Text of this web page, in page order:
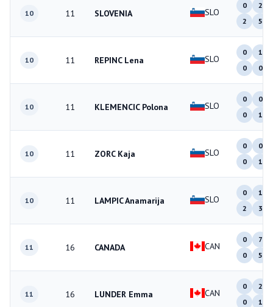
10 11 SLOVENIA SLO
0
2
2
5
10 11 REPINC Lena SLO
0
1
0
0
10 11 KLEMENCIC Polona SLO
0
0
0
1
10 11 ZORC Kaja SLO
0
0
0
1
10 11 LAMPIC Anamarija SLO
0
1
2
3
11 16 CANADA CAN
0
7
0
5
11 16 LUNDER Emma CAN
0
2
0
1